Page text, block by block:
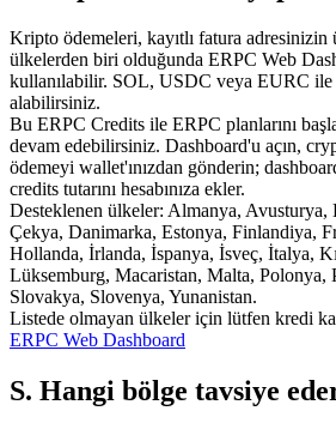
Kripto ödemeleri, kayıtlı fatura
ülkelerden biri olduğunda ERPC Web
kullanılabilir. SOL, USDC veya EURC ile
alabilirsiniz.
Bu ERPC Credits ile ERPC planlarını
devam edebilirsiniz. Dashboard'u açın,
ödemeyi wallet'ınızdan gönderin;
credits tutarını hesabınıza ekler.
Desteklenen ülkeler: Almanya, Avusturya,
Çekya, Danimarka, Estonya, Finlandiya,
Hollanda, İrlanda, İspanya, İsveç, İtalya,
Lüksemburg, Macaristan, Malta, Polonya,
Slovakya, Slovenya, Yunanistan.
Listede olmayan ülkeler için lütfen kredi
ERPC Web Dashboard
S. Hangi bölge tavsiye